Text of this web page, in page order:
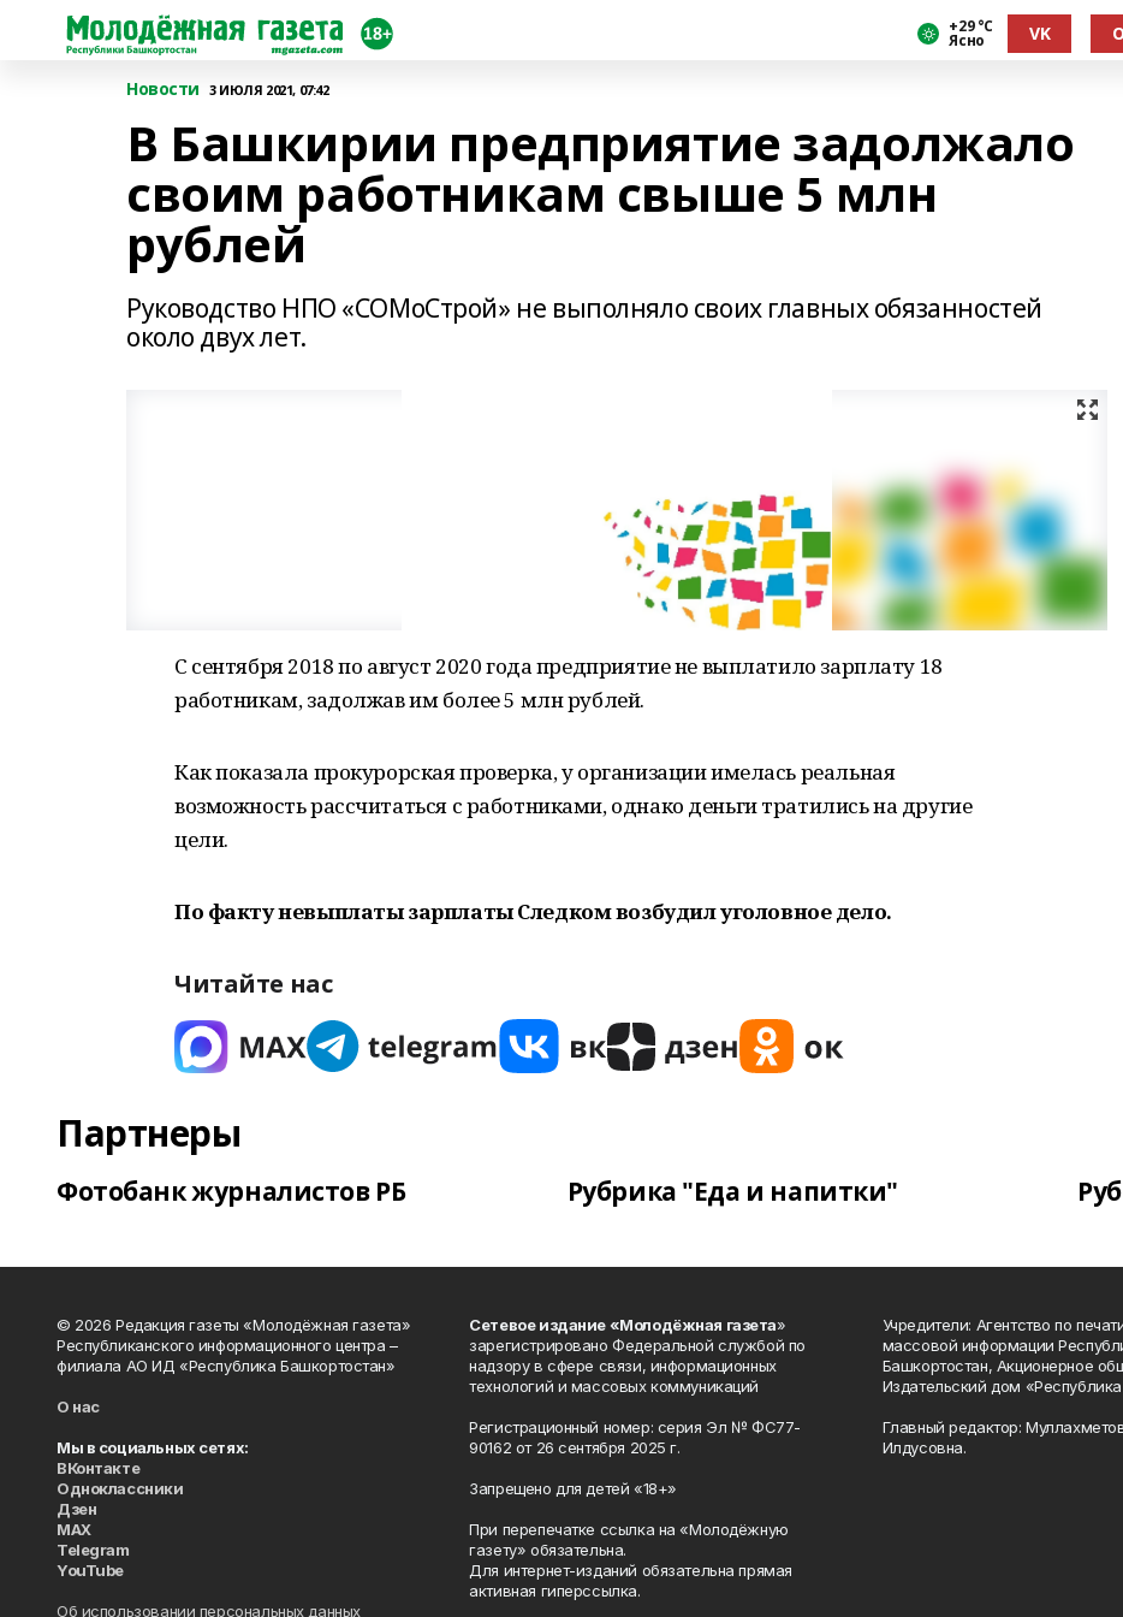
+29 °С
Ясно VK
Новости 3 ИЮЛЯ 2021, 07:42
В Башкирии предприятие задолжало
своим работникам свыше 5 млн
рублей
Руководство НПО «СОМоСтрой» не выполняло своих главных обязанностей
около двух лет.
С сентября 2018 по август 2020 года предприятие не выплатило зарплату 18
работникам, задолжав им более 5 млн рублей.
Как показала прокурорская проверка, у организации имелась реальная
возможность рассчитаться с работниками, однако деньги тратились на другие
цели.
По факту невыплаты зарплаты Следком возбудил уголовное дело.
Читайте нас
Партнеры
Фотобанк журналистов РБ Рубрика "Еда и напитки"
© 2026 Редакция газеты «Молодёжная газета»
Республиканского информационного центра –
филиала АО ИД «Республика Башкортостан»
О нас
Мы в социальных сетях:
ВКонтакте
Одноклассники
Дзен
MAX
Telegram
YouTube
Об использовании персональных данных
Сетевое издание «Молодёжная газета»
зарегистрировано Федеральной службой по
надзору в сфере связи, информационных
технологий и массовых коммуникаций
Регистрационный номер: серия Эл № ФС77-
90162 от 26 сентября 2025 г.
Запрещено для детей «18+»
При перепечатке ссылка на «Молодёжную
газету» обязательна.
Для интернет-изданий обязательна прямая
активная гиперссылка.
Учредители: Агентство по
массовой информации
Башкортостан, Акционерное
Издательский дом
Главный редактор:
Илдусовна.